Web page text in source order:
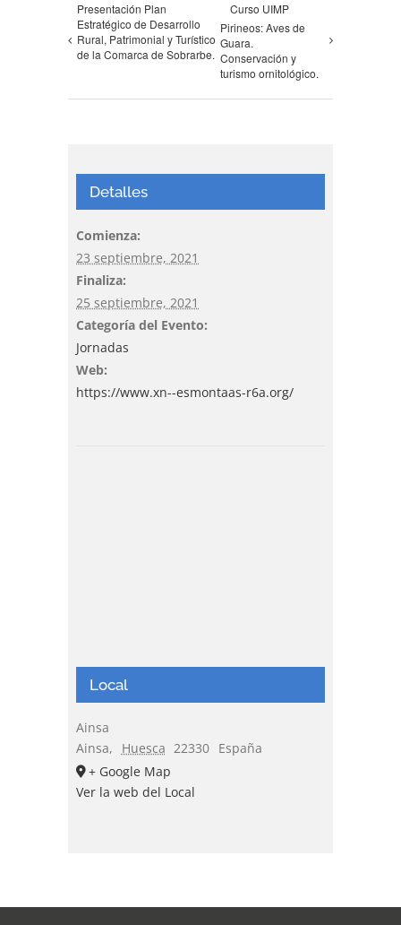
Presentación Plan
Estratégico de Desarrollo
Rural, Patrimonial y Turístico
de la Comarca de Sobrarbe.
Curso UIMP
Pirineos: Aves de
Guara.
Conservación y
turismo ornitológico.
Detalles
Comienza:
23 septiembre, 2021
Finaliza:
25 septiembre, 2021
Categoría del Evento:
Jornadas
Web:
https://www.xn--esmontaas-r6a.org/
Local
Ainsa
Ainsa, Huesca 22330 España
+ Google Map
Ver la web del Local